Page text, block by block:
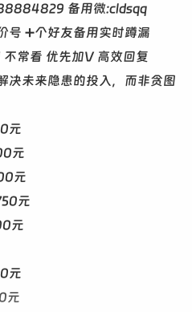
备用微:cldsqq
号 ➕个好友备用实时蹲漏
常看 优先加V 高效回复
决未来隐患的投入，而非贪图
元
元
元
元
元
元
元